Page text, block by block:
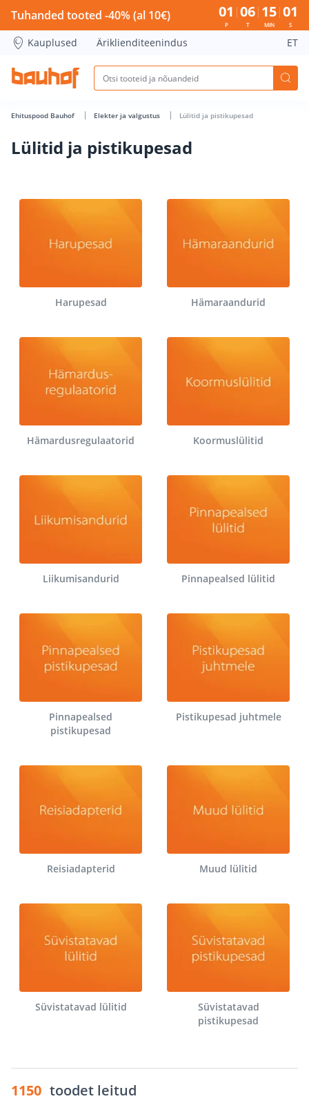
Lülitid ja pistikupesad - Bauhof has loaded
Tuhanded tooted -40% (al 10€) 01
P
06
T
15
MIN
00
S
Kauplused Äriklienditeenindus ET
Ehituspood Bauhof Elekter ja valgustus Lülitid ja pistikupesad
Lülitid ja pistikupesad
Harupesad Hämaraandurid
Hämardusregulaatorid Koormuslülitid
Liikumisandurid Pinnapealsed lülitid
Pinnapealsed
pistikupesad
Pistikupesad juhtmele
Reisiadapterid Muud lülitid
Süvistatavad lülitid
Süvistatavad
pistikupesad
1150 toodet leitud